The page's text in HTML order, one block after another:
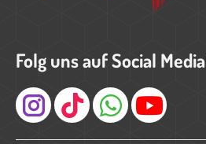
Folg uns auf Social
Instagram